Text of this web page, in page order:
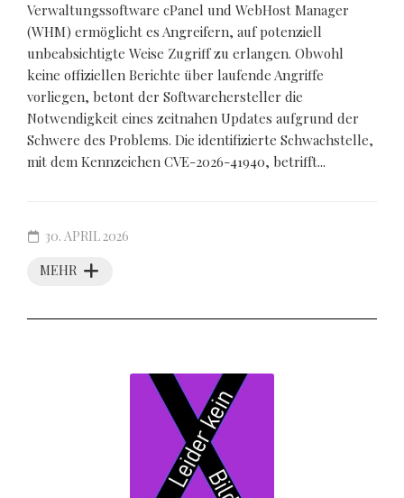
Verwaltungssoftware cPanel und WebHost Manager
(WHM) ermöglicht es Angreifern, auf potenziell
unbeabsichtigte Weise Zugriff zu erlangen. Obwohl
keine offiziellen Berichte über laufende Angriffe
vorliegen, betont der Softwarehersteller die
Notwendigkeit eines zeitnahen Updates aufgrund der
Schwere des Problems. Die identifizierte Schwachstelle,
mit dem Kennzeichen CVE-2026-41940, betrifft...
MEHR
30. APRIL 2026